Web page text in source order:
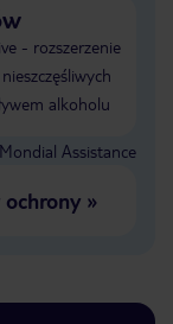
- rozszerzenie
alkoholu
Assistance
ochrony»